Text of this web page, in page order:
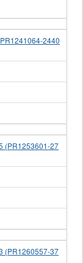
2440
(PR1253601-27
(PR1260557-37